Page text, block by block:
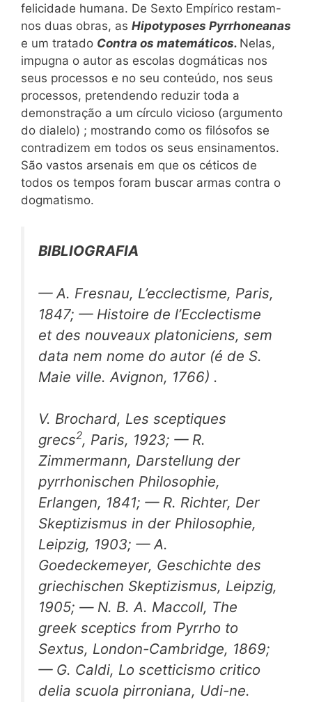
felicidade humana. De Sexto Empírico restam-
nos duas obras, as Hipotyposes Pyrrhoneanas
e um tratado Contra os matemáticos. Nelas,
impugna o autor as escolas dogmáticas nos
seus processos e no seu conteúdo, nos seus
processos, pretendendo reduzir toda a
demonstração a um círculo vicioso (argumento
do dialelo) ; mostrando como os filósofos se
contradizem em todos os seus ensinamentos.
São vastos arsenais em que os céticos de
todos os tempos foram buscar armas contra o
dogmatismo.
BIBLIOGRAFIA
— A. Fresnau, L’ecclectisme, Paris,
1847; — Histoire de l’Ecclectisme
et des nouveaux platoniciens, sem
data nem nome do autor (é de S.
Maie ville. Avignon, 1766) .
V. Brochard, Les sceptiques
grecs2, Paris, 1923; — R.
Zimmermann, Darstellung der
pyrrhonischen Philosophie,
Erlangen, 1841; — R. Richter, Der
Skeptizismus in der Philosophie,
Leipzig, 1903; — A.
Goedeckemeyer, Geschichte des
griechischen Skeptizismus, Leipzig,
1905; — Ν. Β. A. Maccoll, The
greek sceptics from Pyrrho to
Sextus, London-Cambridge, 1869;
— G. Caldi, Lo scetticismo critico
delia scuola pirroniana, Udi-ne.